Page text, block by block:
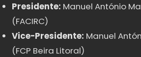
Presidente: Manuel António
(FACIRC)
Vice-Presidente: Manuel
(FCP Beira Litoral)